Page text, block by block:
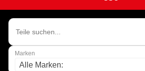
Marken
Alle Marken: